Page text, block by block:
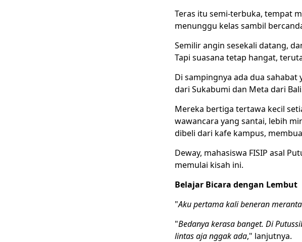
Teras itu semi-terbuka, tempat
menunggu kelas sambil
Semilir angin sesekali datang,
Tapi suasana tetap hangat,
Di sampingnya ada dua
dari Sukabumi dan Meta dari
Mereka bertiga tertawa kecil
wawancara yang santai, lebih
dibeli dari kafe kampus,
Deway, mahasiswa FISIP asal
memulai kisah ini.
Belajar Bicara dengan Lembut
"Aku pertama kali beneran
"Bedanya kerasa banget. Di
lintas aja nggak ada," lanjutnya.